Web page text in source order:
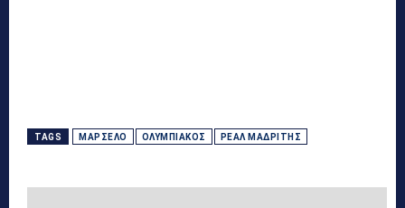
TAGS ΜΑΡΣΈΛΟ ΟΛΥΜΠΙΑΚΌΣ ΡΕΆΛ ΜΑΔΡΊΤΗΣ